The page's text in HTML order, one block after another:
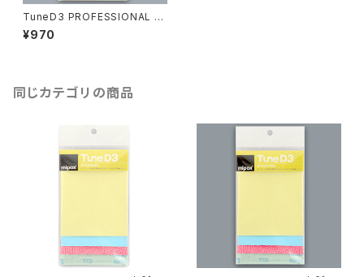
TuneD3 PROFESSIONAL お
試しキット【4枚入り】
¥970
同じカテゴリの商品